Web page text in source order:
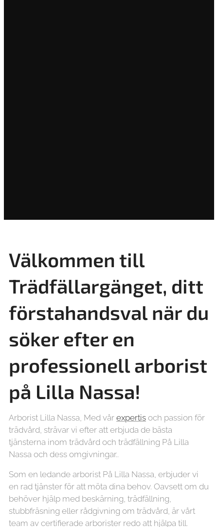
Välkommen till
Trädfällargänget, ditt
förstahandsval när du
söker efter en
professionell arborist
på Lilla Nassa!
Arborist Lilla Nassa, Med vår expertis och passion för
trädvård, strävar vi efter att erbjuda de bästa
tjänsterna inom trädvård och trädfällning På Lilla
Nassa och dess omgivningar..
Som en ledande arborist På Lilla Nassa, erbjuder vi
en rad tjänster för att möta dina behov. Oavsett om du
behöver hjälp med beskärning, trädfällning,
stubbfräsning eller rådgivning om trädvård, är vårt
team av certifierade arborister redo att hjälpa till.